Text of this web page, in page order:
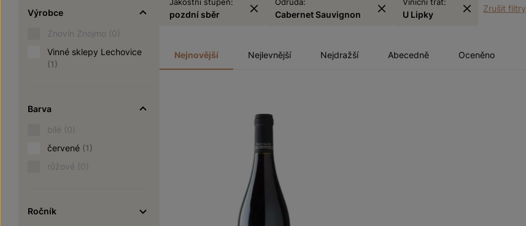
Výrobce
Znovín Znojmo (0)
Vinné sklepy Lechovice
(1)
Barva
bílé (0)
červené (1)
růžové (0)
Ročník
Jakostní stupeň:
pozdní sběr
Odrůda:
Cabernet Sauvignon
Viniční trať:
U Lipky
Zrušit filtry
Nejnovější Nejlevnější Nejdražší Abecedně Oceněno